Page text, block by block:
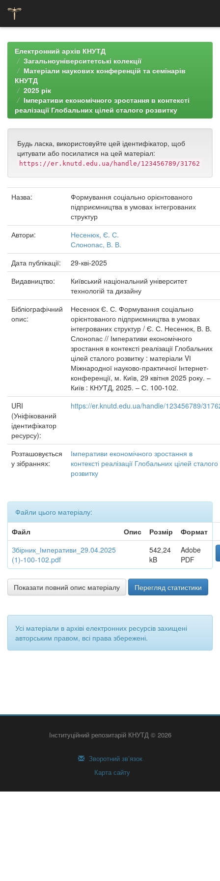
navigationЕлектронний архів КНУТД
Загальноуніверситетські колекції
Матеріали наукових конференцій та семінарів
КНУТД
2025 рік
Імперативи економічного зростання в контексті
реалізації Глобальних цілей сталого розвитку
Будь ласка, використовуйте цей ідентифікатор, щоб
цитувати або посилатися на цей матеріал:
https://er.knutd.edu.ua/handle/123456789/31762
Назва:
Формування соціально орієнтованого
підприємництва в умовах інтегрованих
структур
Автори:
Несенюк, Є. С.
Слонопас, В. В.
Дата публікації:
29-кві-2025
Видавництво:
Київський національний університет
технологій та дизайну
Бібліографічний
опис:
Несенюк Є. С. Формування соціально
орієнтованого підприємництва в умовах
інтегрованих структур / Є. С. Несенюк, В. В.
Слонопас // Імперативи економічного
зростання в контексті реалізації Глобальних
цілей сталого розвитку : матеріали VІ
Міжнародної науково-практичної Інтернет-
конференції, м. Київ, 29 квітня 2025 року. –
Київ : КНУТД, 2025. – С. 100-102.
URI
(Уніфікований
ідентифікатор
ресурсу):
https://er.knutd.edu.ua/handle/123456789/
Розташовується
у зібраннях:
Імперативи економічного зростання в
контексті реалізації Глобальних цілей сталого
розвитку
Файли цього матеріалу:
Файл
Опис Розмір
Формат
Збірник_Імперативи_29.04.2025
(1)-100-102.pdf
542,24
kB
Adobe
PDF
Показати повний опис матеріалу Перегляд статистики
Усі матеріали в архіві електронних ресурсів захищені
авторським правом, всі права збережені.
Інституційний репозитарій КНУТД © 2026
Зворотний зв’язок
Карта сайту